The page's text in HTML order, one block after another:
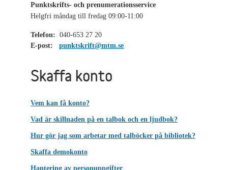
Punktskrifts- och prenumerationsservice
Helgfri måndag till fredag 09:00-11:00
Telefon: 040-653 27 20
E-post:
punktskrift@mtm.se
Skaffa konto
Vem kan få konto?
Vad är skillnaden på en talbok och en ljudbok?
Hur gör jag som arbetar med talböcker på bibliotek?
Skaffa demokonto
Hantering av personuppgifter